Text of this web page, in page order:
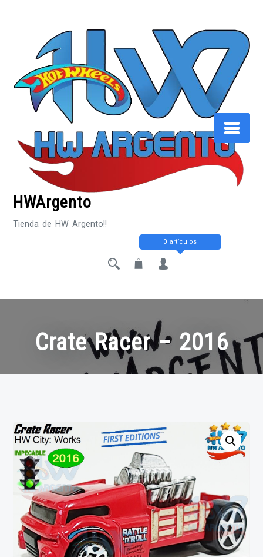
HWArgento
Tienda de HW Argento!!
0 artículos
Crate Racer – 2016